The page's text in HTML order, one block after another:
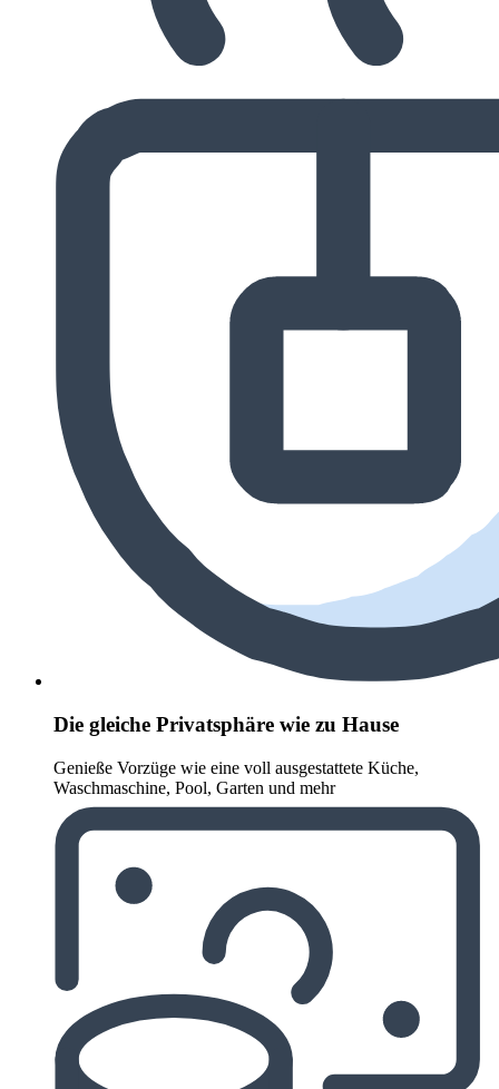
Die gleiche Privatsphäre wie zu Hause
Genieße Vorzüge wie eine voll ausgestattete Küche,
Waschmaschine, Pool, Garten und mehr